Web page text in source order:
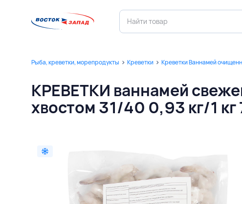
Рыба, креветки, морепродукты Креветки Креветки Ваннамей
КРЕВЕТКИ ваннамей
хвостом 31/40 0,93 кг/1 кг